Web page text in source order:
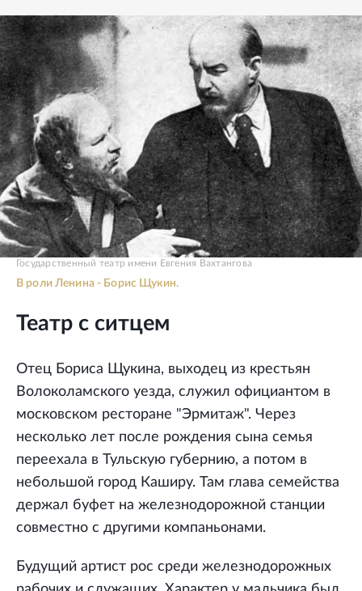
Государственный театр имени Евгения Вахтангова
В роли Ленина - Борис Щукин.
Театр с ситцем
Отец Бориса Щукина, выходец из крестьян
Волоколамского уезда, служил официантом в
московском ресторане "Эрмитаж". Через
несколько лет после рождения сына семья
переехала в Тульскую губернию, а потом в
небольшой город Каширу. Там глава семейства
держал буфет на железнодорожной станции
совместно с другими компаньонами.
Будущий артист рос среди железнодорожных